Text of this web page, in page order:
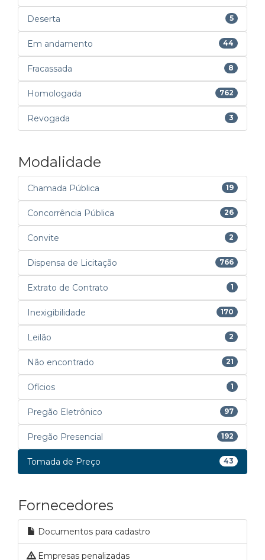
Deserta 5
Em andamento 44
Fracassada 8
Homologada 762
Revogada 3
Modalidade
Chamada Pública 19
Concorrência Pública 26
Convite 2
Dispensa de Licitação 766
Extrato de Contrato 1
Inexigibilidade 170
Leilão 2
Não encontrado 21
Ofícios 1
Pregão Eletrônico 97
Pregão Presencial 192
Tomada de Preço 43
Fornecedores
Documentos para cadastro
Empresas penalizadas